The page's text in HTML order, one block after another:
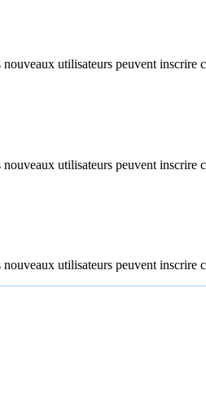
utilisateurs peuvent inscrire
utilisateurs peuvent inscrire
utilisateurs peuvent inscrire